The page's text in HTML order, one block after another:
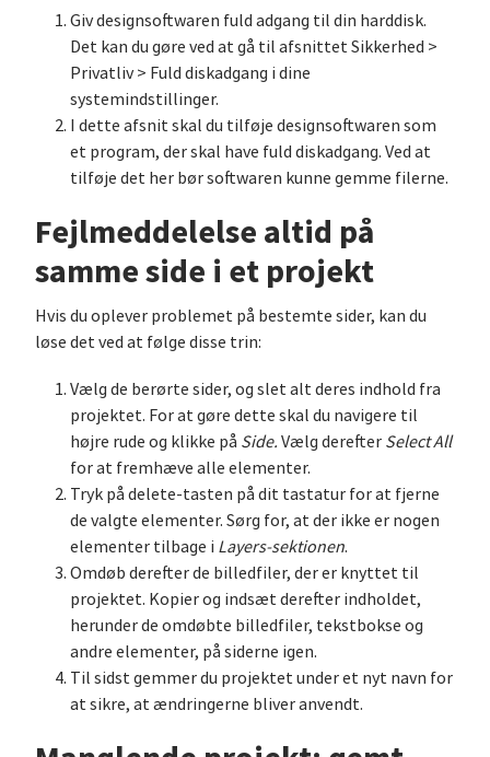
Giv designsoftwaren fuld adgang til din harddisk.
Det kan du gøre ved at gå til afsnittet Sikkerhed >
Privatliv > Fuld diskadgang i dine
systemindstillinger.
I dette afsnit skal du tilføje designsoftwaren som
et program, der skal have fuld diskadgang. Ved at
tilføje det her bør softwaren kunne gemme filerne.
Fejlmeddelelse altid på
samme side i et projekt
Hvis du oplever problemet på bestemte sider, kan du
løse det ved at følge disse trin:
Vælg de berørte sider, og slet alt deres indhold fra
projektet. For at gøre dette skal du navigere til
højre rude og klikke på Side. Vælg derefter Select All
for at fremhæve alle elementer.
Tryk på delete-tasten på dit tastatur for at fjerne
de valgte elementer. Sørg for, at der ikke er nogen
elementer tilbage i Layers-sektionen.
Omdøb derefter de billedfiler, der er knyttet til
projektet. Kopier og indsæt derefter indholdet,
herunder de omdøbte billedfiler, tekstbokse og
andre elementer, på siderne igen.
Til sidst gemmer du projektet under et nyt navn for
at sikre, at ændringerne bliver anvendt.